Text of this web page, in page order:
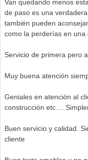
Van quedando menos
de paso es una
también pueden
como la perderías en una
Servicio de primera pero
Muy buena atención
Geniales en atención al
construcción etc....
Buen servicio y calidad.
cliente